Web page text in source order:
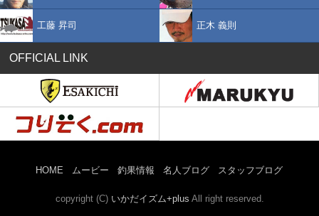
工藤 昇司 正木 義則
OFFICIAL LINK
HOME ムービー 釣果情報 名人ブログ スタッフブログ
copyright (C) いかだイズム+plus All right reserved.